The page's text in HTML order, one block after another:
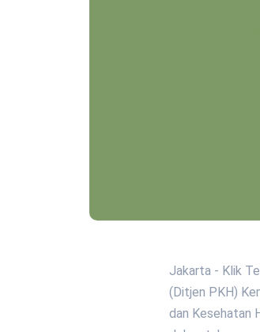
Jakarta - Klik
(Ditjen PKH)
dan Kesehatan